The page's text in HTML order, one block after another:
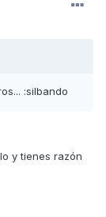
:silbando
y tienes razón